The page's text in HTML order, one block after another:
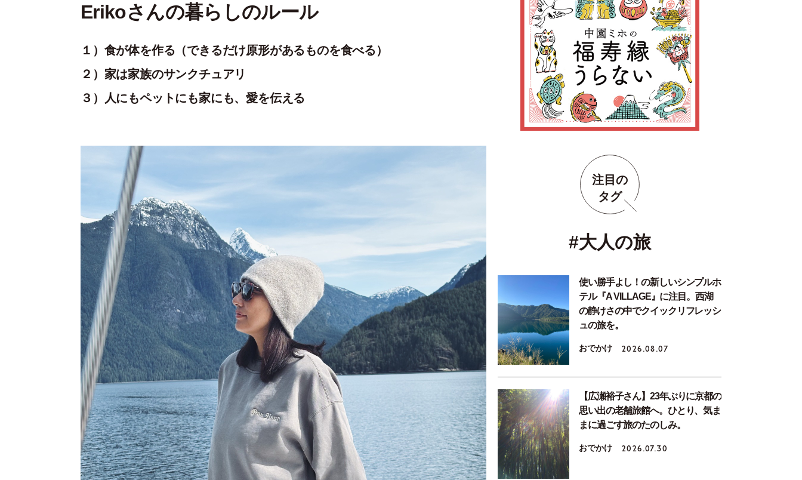
Erikoさんの暮らしのルール
１）食が体を作る（できるだけ原形があるものを食べる）
２）家は家族のサンクチュアリ
３）人にもペットにも家にも、愛を伝える
注目の
タグ
#大人の旅
使い勝手よし！の新しいシンプルホ
テル『A VILLAGE』に注目。西湖
の静けさの中でクイックリフレッシ
ュの旅を。
おでかけ 2026.08.07
【広瀬裕子さん】23年ぶりに京都の
思い出の老舗旅館へ。ひとり、気ま
まに過ごす旅のたのしみ。
おでかけ 2026.07.30